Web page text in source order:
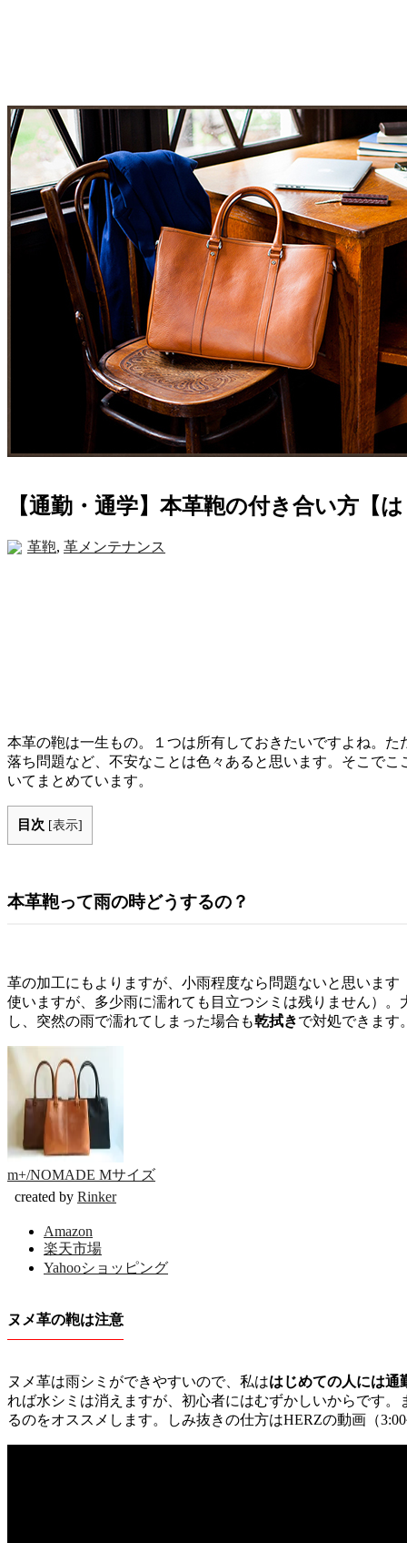
【通勤・通学】本革鞄の付き合い方【
革鞄, 革メンテナンス
本革の鞄は一生もの。１つは所有しておきたいですよね。
落ち問題など、不安なことは色々あると思います。そこで
いてまとめています。
目次 [表示]
本革鞄って雨の時どうするの？
革の加工にもよりますが、小雨程度なら問題ないと思います
使いますが、多少雨に濡れても目立つシミは残りません）
し、突然の雨で濡れてしまった場合も乾拭きで対処できます
m+/NOMADE Mサイズ
created by Rinker
Amazon
楽天市場
Yahooショッピング
ヌメ革の鞄は注意
ヌメ革は雨シミができやすいので、私ははじめての人には通
れば水シミは消えますが、初心者にはむずかしいからです
るのをオススメします。しみ抜きの仕方はHERZの動画（